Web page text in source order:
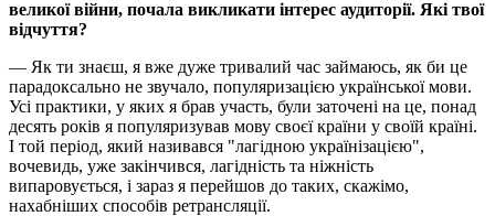
великої війни, почала викликати інтерес аудиторії. Які твої
відчуття?
— Як ти знаєш, я вже дуже тривалий час займаюсь, як би це
парадоксально не звучало, популяризацією української мови.
Усі практики, у яких я брав участь, були заточені на це, понад
десять років я популяризував мову своєї країни у своїй країні.
І той період, який називався "лагідною українізацією",
вочевидь, уже закінчився, лагідність та ніжність
випаровується, і зараз я перейшов до таких, скажімо,
нахабніших способів ретрансляції.